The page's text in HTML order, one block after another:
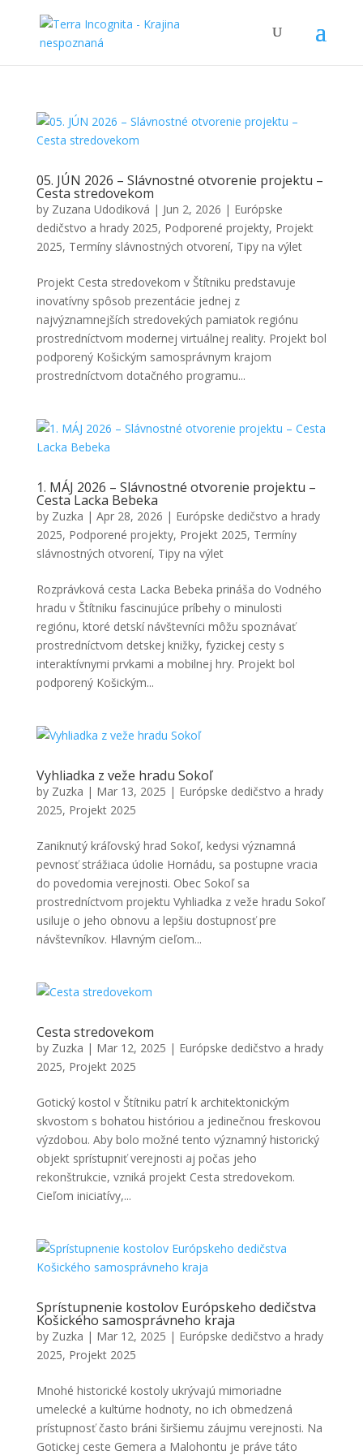
05. JÚN 2026 – Slávnostné otvorenie projektu –
Cesta stredovekom
by Zuzana Udodiková | Jun 2, 2026 | Európske
dedičstvo a hrady 2025, Podporené projekty, Projekt
2025, Termíny slávnostných otvorení, Tipy na výlet
Projekt Cesta stredovekom v Štítniku predstavuje
inovatívny spôsob prezentácie jednej z
najvýznamnejších stredovekých pamiatok regiónu
prostredníctvom modernej virtuálnej reality. Projekt bol
podporený Košickým samosprávnym krajom
prostredníctvom dotačného programu...
1. MÁJ 2026 – Slávnostné otvorenie projektu –
Cesta Lacka Bebeka
by Zuzka | Apr 28, 2026 | Európske dedičstvo a hrady
2025, Podporené projekty, Projekt 2025, Termíny
slávnostných otvorení, Tipy na výlet
Rozprávková cesta Lacka Bebeka prináša do Vodného
hradu v Štítniku fascinujúce príbehy o minulosti
regiónu, ktoré detskí návštevníci môžu spoznávať
prostredníctvom detskej knižky, fyzickej cesty s
interaktívnymi prvkami a mobilnej hry. Projekt bol
podporený Košickým...
Vyhliadka z veže hradu Sokoľ
by Zuzka | Mar 13, 2025 | Európske dedičstvo a hrady
2025, Projekt 2025
Zaniknutý kráľovský hrad Sokoľ, kedysi významná
pevnosť strážiaca údolie Hornádu, sa postupne vracia
do povedomia verejnosti. Obec Sokoľ sa
prostredníctvom projektu Vyhliadka z veže hradu Sokoľ
usiluje o jeho obnovu a lepšiu dostupnosť pre
návštevníkov. Hlavným cieľom...
Cesta stredovekom
by Zuzka | Mar 12, 2025 | Európske dedičstvo a hrady
2025, Projekt 2025
Gotický kostol v Štítniku patrí k architektonickým
skvostom s bohatou históriou a jedinečnou freskovou
výzdobou. Aby bolo možné tento významný historický
objekt sprístupniť verejnosti aj počas jeho
rekonštrukcie, vzniká projekt Cesta stredovekom.
Cieľom iniciatívy,...
Sprístupnenie kostolov Európskeho dedičstva
Košického samosprávneho kraja
by Zuzka | Mar 12, 2025 | Európske dedičstvo a hrady
2025, Projekt 2025
Mnohé historické kostoly ukrývajú mimoriadne
umelecké a kultúrne hodnoty, no ich obmedzená
prístupnosť často bráni širšiemu záujmu verejnosti. Na
Gotickej ceste Gemera a Malohontu je práve táto